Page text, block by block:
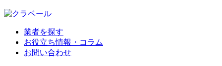
業者を探す
お役立ち情報・コラム
お問い合わせ